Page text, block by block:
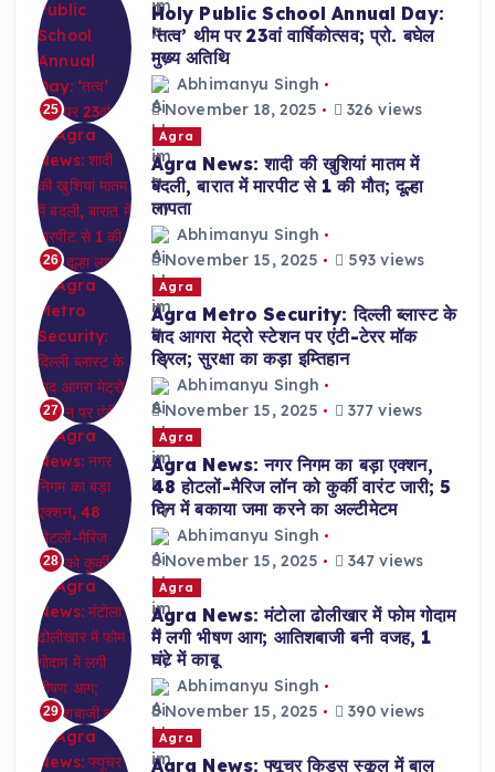
25
Holy Public School Annual Day:
‘तत्व’ थीम पर 23वां वार्षिकोत्सव; प्रो. बघेल
मुख्य अतिथि
Abhimanyu Singh
November 18, 2025
326 views
26
Agra
Agra News: शादी की खुशियां मातम में
बदली, बारात में मारपीट से 1 की मौत; दूल्हा
लापता
Abhimanyu Singh
November 15, 2025
593 views
27
Agra
Agra Metro Security: दिल्ली ब्लास्ट के
बाद आगरा मेट्रो स्टेशन पर एंटी-टेरर मॉक
ड्रिल; सुरक्षा का कड़ा इम्तिहान
Abhimanyu Singh
November 15, 2025
377 views
28
Agra
Agra News: नगर निगम का बड़ा एक्शन,
48 होटलों-मैरिज लॉन को कुर्की वारंट जारी; 5
दिन में बकाया जमा करने का अल्टीमेटम
Abhimanyu Singh
November 15, 2025
347 views
29
Agra
Agra News: मंटोला ढोलीखार में फोम गोदाम
में लगी भीषण आग; आतिशबाजी बनी वजह, 1
घंटे में काबू
Abhimanyu Singh
November 15, 2025
390 views
Agra
Agra News: फ्यूचर किड्स स्कूल में बाल